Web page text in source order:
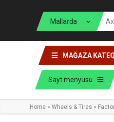
MAĞAZA
Sayt menyusu
Home » Wheels & Tires »